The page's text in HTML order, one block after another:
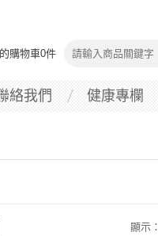
購物車0件
絡我們 健康專欄
顯示：